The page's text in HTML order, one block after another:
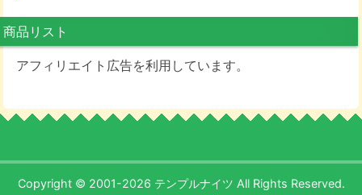
商品リスト
アフィリエイト広告を利用しています。
Copyright © 2001-2026 テンプルナイツ All Rights Reserved.